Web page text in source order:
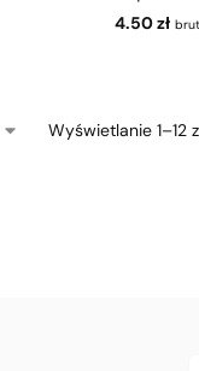
4.50zł
Wyświetlanie 1–12